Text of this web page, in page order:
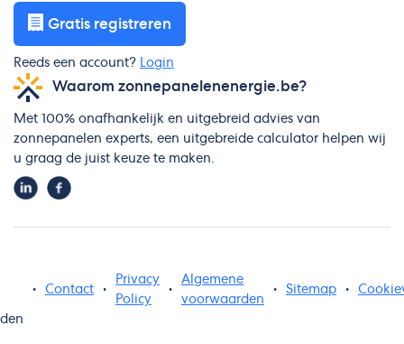
Gratis registreren
Reeds een account? Login
Waarom zonnepanelenenergie.be?
Met 100% onafhankelijk en uitgebreid advies van
zonnepanelen experts, een uitgebreide calculator helpen wij
u graag de juist keuze te maken.
• Contact •
Privacy
Policy
•
Algemene
voorwaarden
• Sitemap •